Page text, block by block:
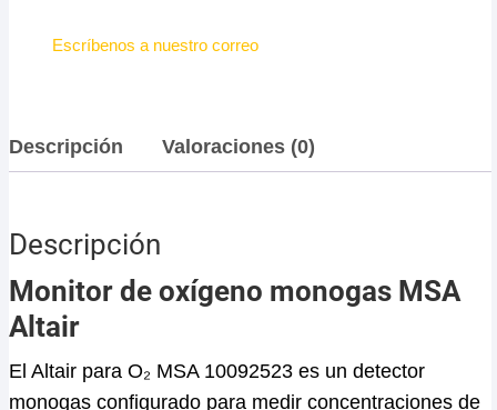
Escríbenos a nuestro correo
Descripción Valoraciones (0)
Descripción
Monitor de oxígeno monogas MSA
Altair
El Altair para O₂ MSA 10092523 es un detector
monogas configurado para medir concentraciones de